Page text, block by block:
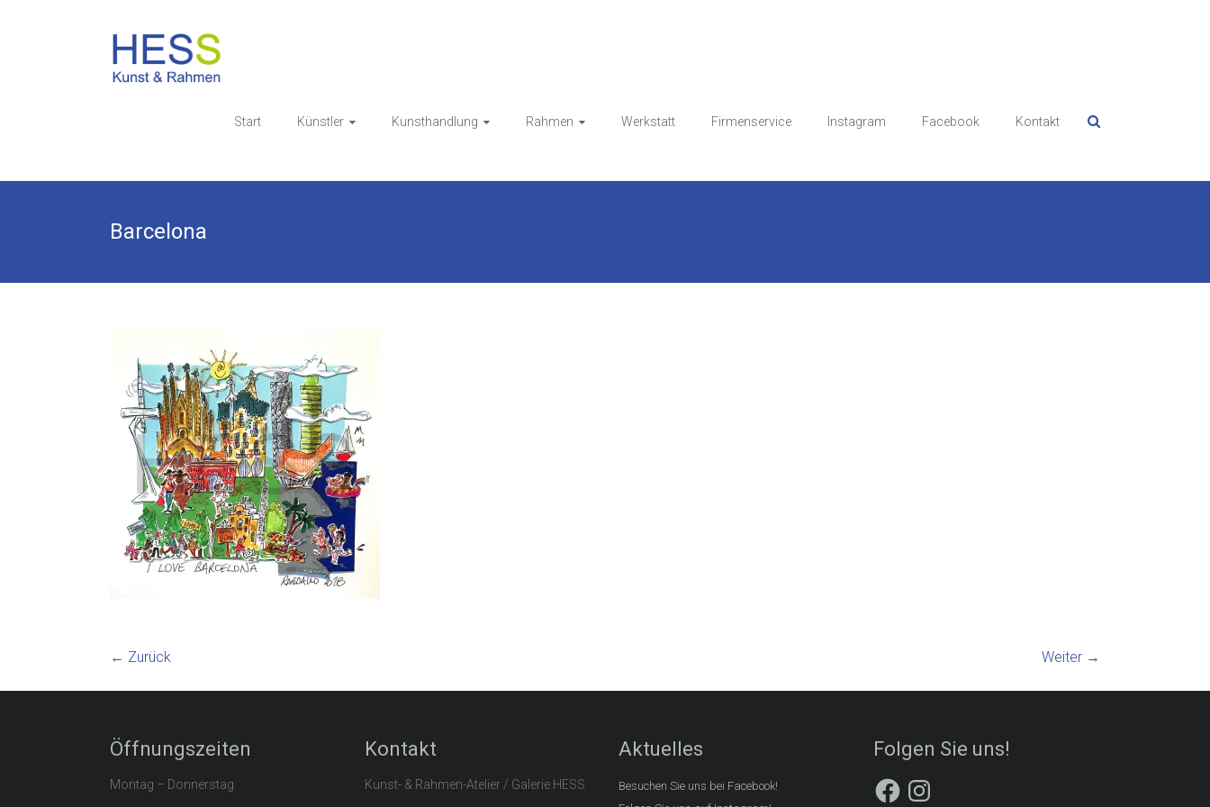
Start Künstler Kunsthandlung Rahmen Werkstatt Firmenservice Instagram Facebook Kontakt
Barcelona
← Zurück Weiter →
Öffnungszeiten
Montag – Donnerstag
Kontakt
Kunst- & Rahmen-Atelier / Galerie HESS
Aktuelles
Besuchen Sie uns bei Facebook!
Folgen Sie uns!
FacebookInstagram